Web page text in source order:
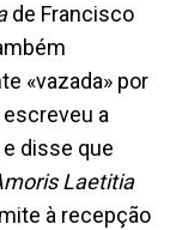
de Francisco
«vazada» por
a
disse que
Laetitia
à recepção